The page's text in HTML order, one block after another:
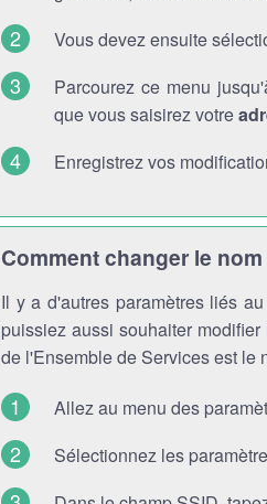
Vous devez ensuite
Parcourez ce menu
que vous saisirez votre
Enregistrez vos
Comment changer le
Il y a d'autres paramètres liés
puissiez aussi souhaiter
de l'Ensemble de Services est le
Allez au menu des
Sélectionnez les